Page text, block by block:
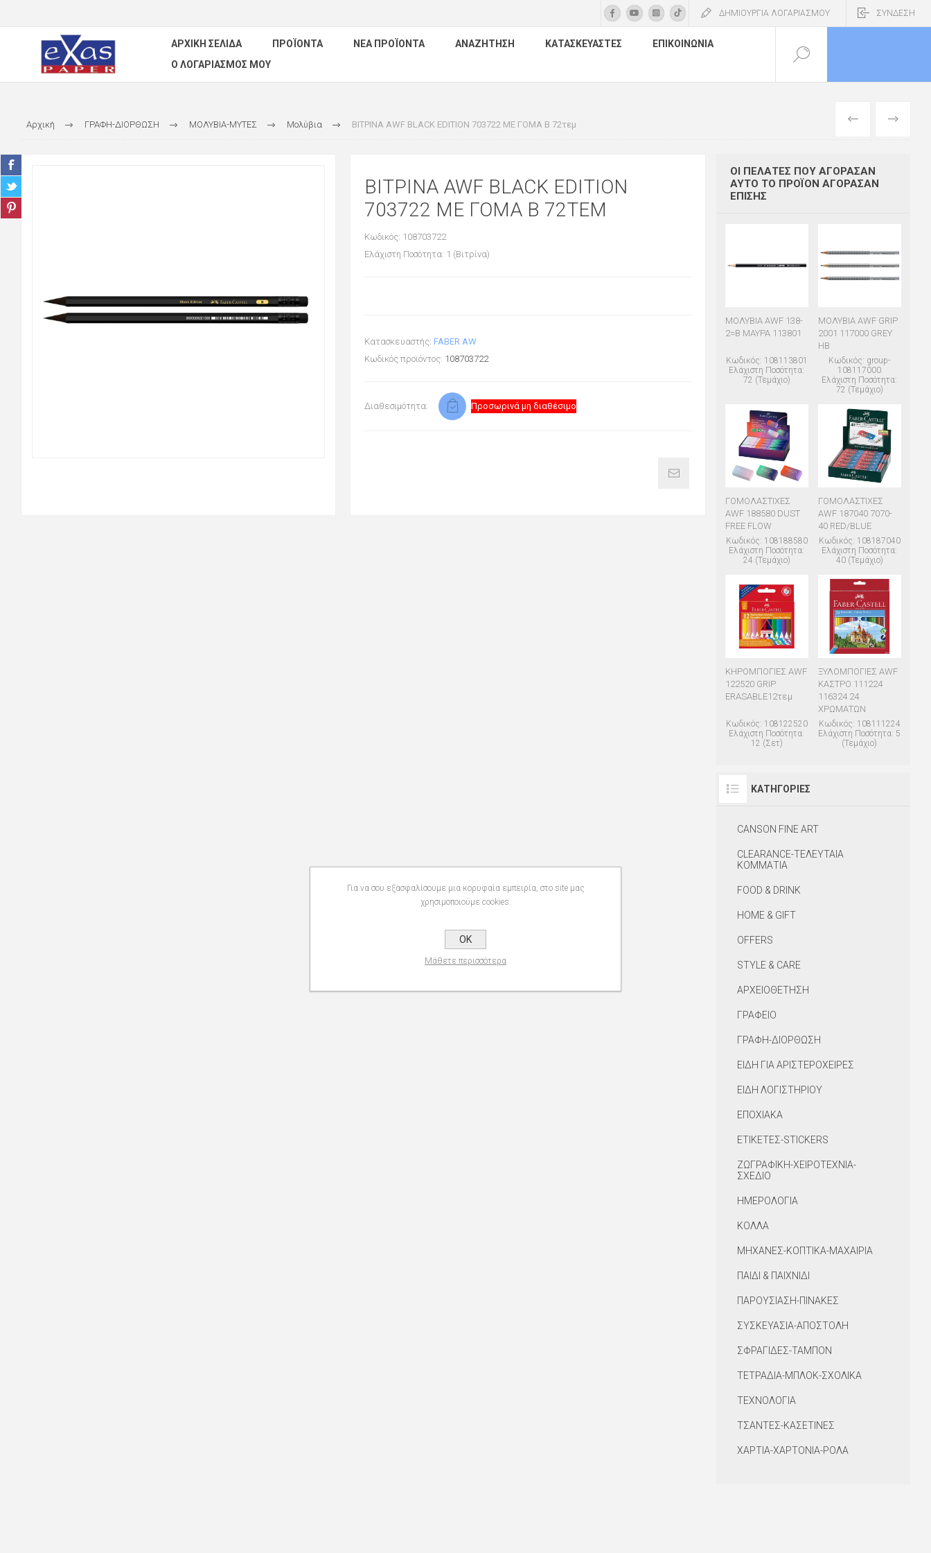
ΔΗΜΙΟΥΡΓΙΑ ΛΟΓΑΡΙΑΣΜΟΥ ΣΥΝΔΕΣΗ
ΑΡΧΙΚΉ ΣΕΛΊΔΑ ΠΡΟΪΌΝΤΑ ΝΈΑ ΠΡΟΪΌΝΤΑ ΑΝΑΖΉΤΗΣΗ ΚΑΤΑΣΚΕΥΑΣΤΈΣ
ΕΠΙΚΟΙΝΩΝΊΑ
Ο ΛΟΓΑΡΙΑΣΜΌΣ ΜΟΥ
Αρχική ΓΡΑΦΗ-ΔΙΟΡΘΩΣΗ ΜΟΛΥΒΙΑ-ΜΥΤΕΣ Μολύβια ΒΙΤΡΙΝΑ AWF BLACK EDITION 703722 ΜΕ ΓΟΜΑ B 72τεμ ΕΠΌΜΕΝΟ
ΒΙΤΡΙΝΑ AWF BLACK EDITION
703722 ΜΕ ΓΟΜΑ B 72ΤΕΜ
Κωδικός: 108703722
Ελάχιστη Ποσότητα: 1 (Βιτρίνα)
Κατασκευαστής: FABER AW
Κωδικός προϊόντος: 108703722
Διαθεσιμότητα: Προσωρινά μη διαθέσιμο
ΟΙ ΠΕΛΆΤΕΣ ΠΟΥ ΑΓΌΡΑΣΑΝ
ΑΥΤΌ ΤΟ ΠΡΟΪΌΝ ΑΓΌΡΑΣΑΝ
ΕΠΊΣΗΣ
ΜΟΛΥΒΙΑ AWF 138-
2=B ΜΑΥΡΑ 113801
Κωδικός: 108113801
Ελάχιστη Ποσότητα:
72 (Τεμάχιο)
ΜΟΛΥΒΙΑ AWF GRIP
2001 117000 GREY
HB
Κωδικός: group-
108117000
Ελάχιστη Ποσότητα:
72 (Τεμάχιο)
ΓΟΜΟΛΑΣΤΙΧΕΣ
AWF 188580 DUST
FREE FLOW
Κωδικός: 108188580
Ελάχιστη Ποσότητα:
24 (Τεμάχιο)
ΓΟΜΟΛΑΣΤΙΧΕΣ
AWF 187040 7070-
40 RED/BLUE
Κωδικός: 108187040
Ελάχιστη Ποσότητα:
40 (Τεμάχιο)
ΚΗΡΟΜΠΟΓΙΕΣ AWF
122520 GRIP
ERASABLE12τεμ
Κωδικός: 108122520
Ελάχιστη Ποσότητα:
12 (Σετ)
ΞΥΛΟΜΠΟΓΙΕΣ AWF
ΚΑΣΤΡΟ 111224
116324 24
ΧΡΩΜΑΤΩΝ
Κωδικός: 108111224
Ελάχιστη Ποσότητα: 5
(Τεμάχιο)
ΚΑΤΗΓΟΡΊΕΣ
CANSON FINE ART
CLEARANCE-ΤΕΛΕΥΤΑΙΑ
ΚΟΜΜΑΤΙΑ
FOOD & DRINK
HOME & GIFT
OFFERS
STYLE & CARE
ΑΡΧΕΙΟΘΕΤΗΣΗ
ΓΡΑΦΕΙΟ
ΓΡΑΦΗ-ΔΙΟΡΘΩΣΗ
ΕΙΔΗ ΓΙΑ ΑΡΙΣΤΕΡΟΧΕΙΡΕΣ
ΕΙΔΗ ΛΟΓΙΣΤΗΡΙΟΥ
ΕΠΟΧΙΑΚΑ
ΕΤΙΚΕΤΕΣ-STICKERS
ΖΩΓΡΑΦΙΚΗ-ΧΕΙΡΟΤΕΧΝΙΑ-
ΣΧΕΔΙΟ
ΗΜΕΡΟΛΟΓΙΑ
ΚΟΛΛΑ
ΜΗΧΑΝΕΣ-ΚΟΠΤΙΚΑ-ΜΑΧΑΙΡΙΑ
ΠΑΙΔΙ & ΠΑΙΧΝΙΔΙ
ΠΑΡΟΥΣΙΑΣΗ-ΠΙΝΑΚΕΣ
ΣΥΣΚΕΥΑΣΙΑ-ΑΠΟΣΤΟΛΗ
ΣΦΡΑΓΙΔΕΣ-ΤΑΜΠΟΝ
ΤΕΤΡΑΔΙΑ-ΜΠΛΟΚ-ΣΧΟΛΙΚΑ
ΤΕΧΝΟΛΟΓΙΑ
ΤΣΑΝΤΕΣ-ΚΑΣΕΤΙΝΕΣ
ΧΑΡΤΙΑ-ΧΑΡΤΟΝΙΑ-ΡΟΛΑ
Για να σου εξασφαλίσουμε μια κορυφαία εμπειρία, στο site μας
χρησιμοποιούμε cookies.
OK
Μάθετε περισσότερα